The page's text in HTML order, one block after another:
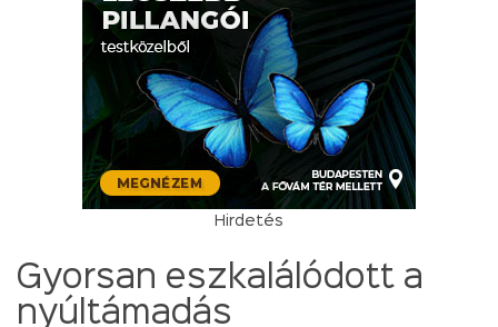
Hirdetés
Gyorsan eszkalálódott a
nyúltámadás